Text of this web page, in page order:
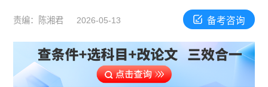
责编：陈湘君 2026-05-13 备考咨询